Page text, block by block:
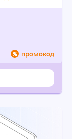
промокод